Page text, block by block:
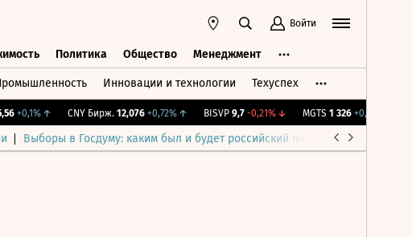
Войти
Политика Общество Менеджмент
Инновации и технологии Техуспех
+0,1%↑ CNY Бирж. 12,076 +0,72%↑ BISVP 9,7 -0,21%↓ MGTS 1 326 +0,91%
Выборы в Госдуму: каким был и будет российский парламент